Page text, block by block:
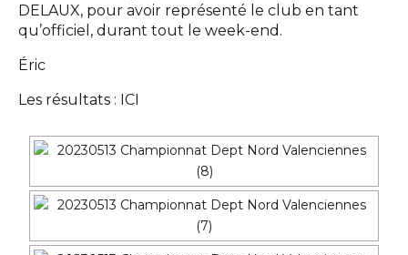
DELAUX, pour avoir représenté le club en tant
qu’officiel, durant tout le week-end.
Éric
Les résultats : ICI